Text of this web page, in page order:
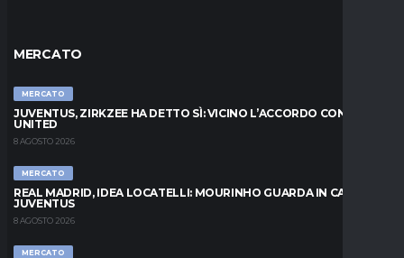
MERCATO
MERCATO
JUVENTUS, ZIRKZEE HA DETTO SÌ: VICINO L’ACCORDO CON LO
UNITED
8 AGOSTO 2026
MERCATO
REAL MADRID, IDEA LOCATELLI: MOURINHO GUARDA IN CASA
JUVENTUS
8 AGOSTO 2026
MERCATO